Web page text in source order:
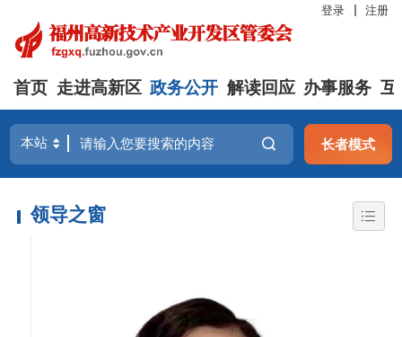
登录 注册
首页 走进高新区 政务公开 解读回应 办事服务 互
长者模式
领导之窗